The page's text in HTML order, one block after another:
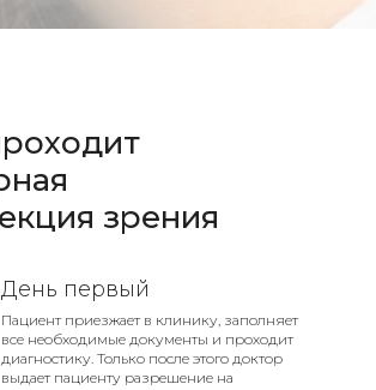
зрения
День первый
Пациент приезжает в клинику, заполняет
все необходимые документы и проходит
диагностику. Только после этого доктор
выдает пациенту разрешение на